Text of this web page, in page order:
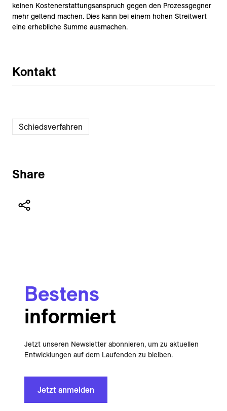
keinen Kostenerstattungsanspruch gegen den Prozessgegner
mehr geltend machen. Dies kann bei einem hohen Streitwert
eine erhebliche Summe ausmachen.
Kontakt
Schiedsverfahren
Share
Bestens
informiert
Jetzt unseren Newsletter abonnieren, um zu aktuellen
Entwicklungen auf dem Laufenden zu bleiben.
Jetzt anmelden